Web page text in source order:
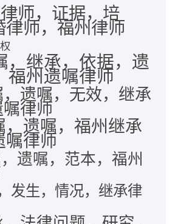
师，证据，培
律师，福州律师
，继承，依据，遗
福州遗嘱律师
遗嘱，无效，继承
律师
，遗嘱，福州继承
嘱律师
遗嘱，范本，福州
发生，情况，继承律